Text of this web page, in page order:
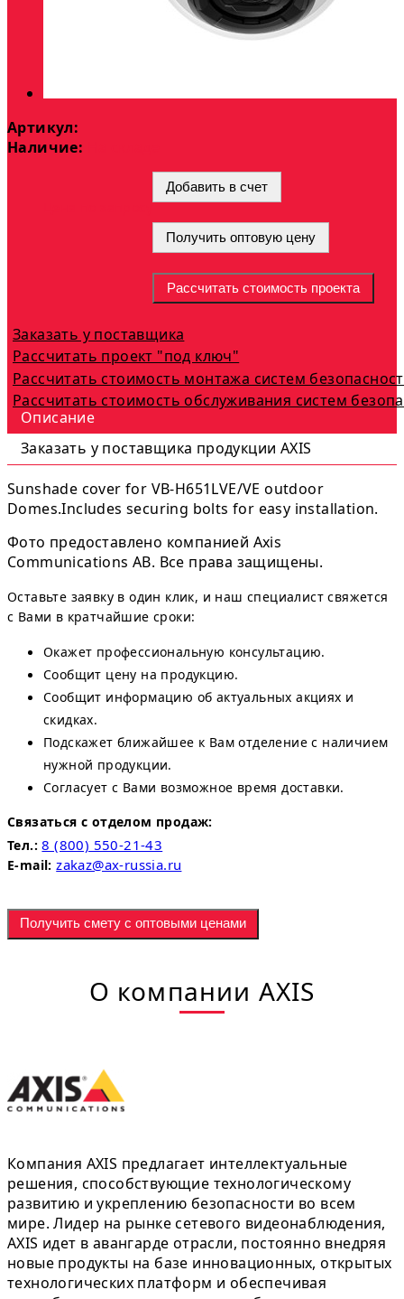
Артикул:
Наличие:
Добавить в счет
Получить оптовую цену
Рассчитать стоимость проекта
Заказать у поставщика
Рассчитать проект "под ключ"
Рассчитать стоимость монтажа систем
Рассчитать стоимость обслуживания систем
Описание
Заказать у поставщика продукции AXIS
Sunshade cover for VB-H651LVE/VE outdoor
Domes.Includes securing bolts for easy installation.
Фото предоставлено компанией Axis
Communications AB. Все права защищены.
Оставьте заявку в один клик, и наш специалист свяжется
с Вами в кратчайшие сроки:
Окажет профессиональную консультацию.
Сообщит цену на продукцию.
Сообщит информацию об актуальных акциях и
скидках.
Подскажет ближайшее к Вам отделение с наличием
нужной продукции.
Согласует с Вами возможное время доставки.
Связаться с отделом продаж:
Тел.: 8 (800) 550-21-43
E-mail: zakaz@ax-russia.ru
Получить смету с оптовыми ценами
О компании AXIS
Компания AXIS предлагает интеллектуальные
решения, способствующие технологическому
развитию и укреплению безопасности во всем
мире. Лидер на рынке сетевого видеонаблюдения,
AXIS идет в авангарде отрасли, постоянно внедряя
новые продукты на базе инновационных, открытых
технологических платформ и обеспечивая